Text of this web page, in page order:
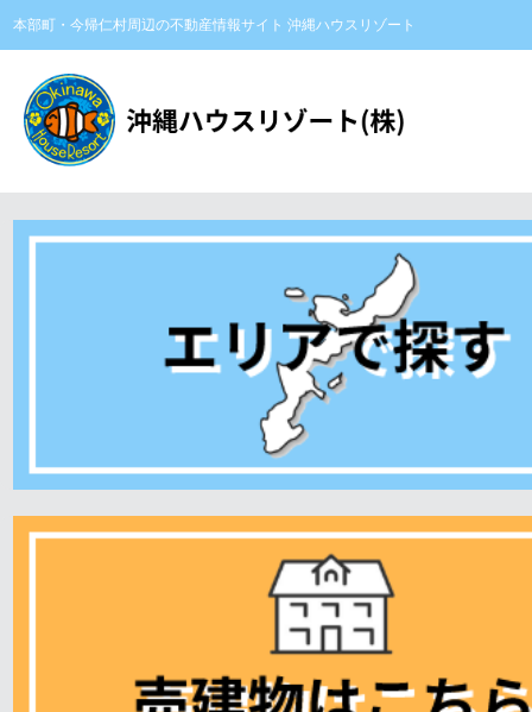
本部町・今帰仁村周辺の不動産情報サイト 沖縄ハウスリゾート